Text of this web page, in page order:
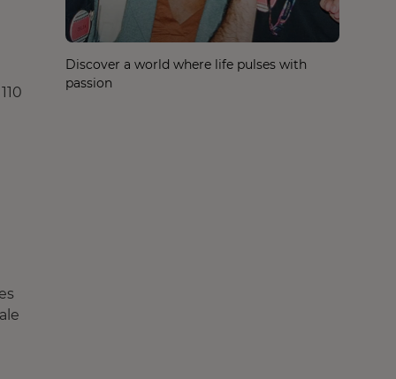
Discover a world where life pulses with
passion